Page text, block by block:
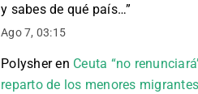
y sabes de qué país…”
Ago 7, 03:15
Polysheren Ceuta “no
reparto de los menores